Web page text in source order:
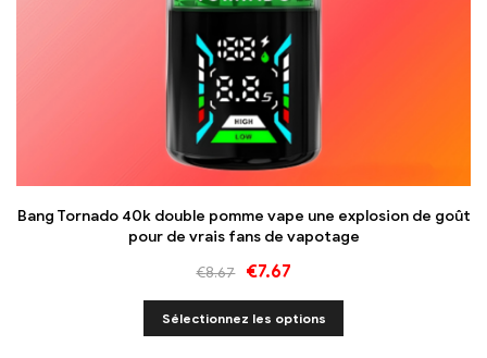
Bang Tornado 40k double pomme vape une explosion de goût
pour de vrais fans de vapotage
€8.67 €7.67
Sélectionnez les options